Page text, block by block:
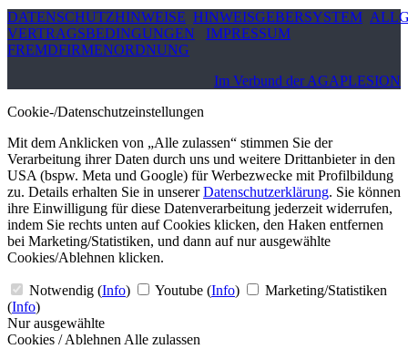
DATENSCHUTZHINWEISE HINWEISGEBERSYSTEM
VERTRAGSBEDINGUNGEN
IMPRESSUM
FREMDFIRMENORDNUNG
Im Verbund der AGAPLESION
Cookie-/Datenschutzeinstellungen
Mit dem Anklicken von „Alle zulassen“ stimmen Sie der
Verarbeitung ihrer Daten durch uns und weitere Drittanbieter in den
USA (bspw. Meta und Google) für Werbezwecke mit Profilbildung
zu. Details erhalten Sie in unsererDatenschutzerklärung. Sie können
ihre Einwilligung für diese Datenverarbeitung jederzeit widerrufen,
indem Sie rechts unten auf Cookies klicken, den Haken entfernen
bei Marketing/Statistiken, und dann auf nur ausgewählte
Cookies/Ablehnen klicken.
Notwendig (Info) Youtube (Info)
Marketing/Statistiken
(Info)
Nur ausgewählte
Cookies / Ablehnen Alle zulassen